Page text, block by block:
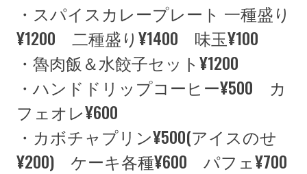
・スパイスカレープレート 一種盛り
¥1200 二種盛り¥1400 味玉¥100
・魯肉飯＆水餃子セット¥1200
・ハンドドリップコーヒー¥500 カ
フェオレ¥600
・カボチャプリン¥500(アイスのせ
¥200) ケーキ各種¥600 パフェ¥700